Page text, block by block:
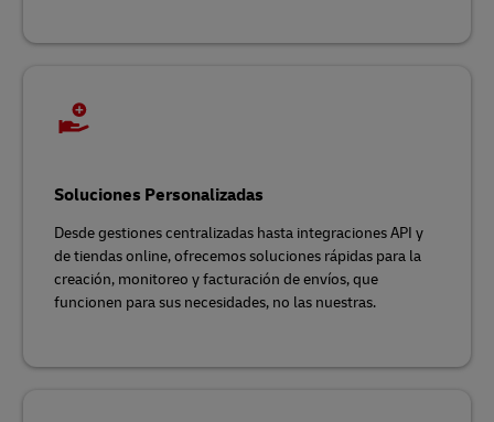
Soluciones Personalizadas
Desde gestiones centralizadas hasta integraciones API y
de tiendas online, ofrecemos soluciones rápidas para la
creación, monitoreo y facturación de envíos, que
funcionen para sus necesidades, no las nuestras.